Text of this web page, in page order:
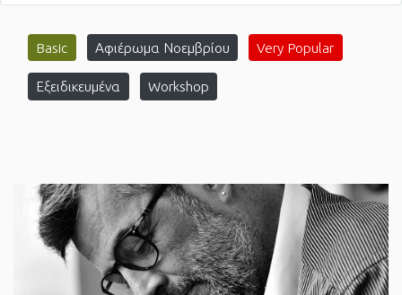
Basic Αφιέρωμα Νοεμβρίου Very Popular
Εξειδικευμένα Workshop